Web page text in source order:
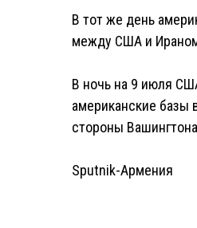
В тот же день
между США и
В ночь на 9 июля
американские базы
стороны
Sputnik-Армения